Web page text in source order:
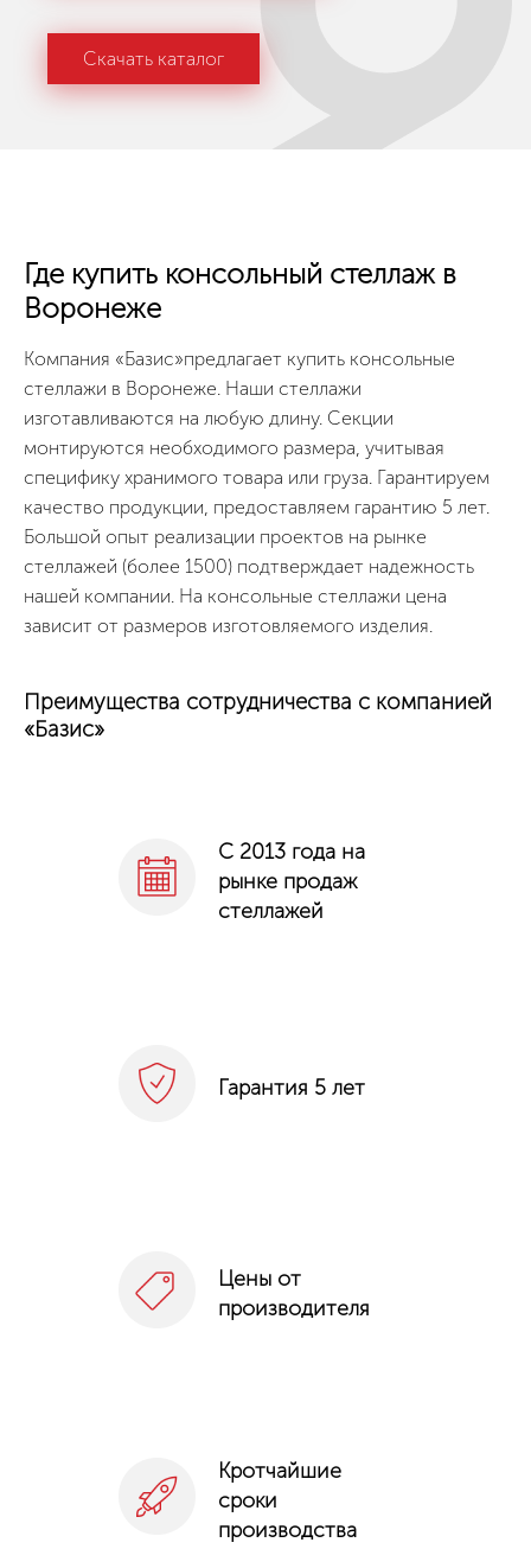
Скачать каталог
Где купить консольный стеллаж в
Воронеже
Компания «Базис»предлагает купить консольные
стеллажи в Воронеже. Наши стеллажи
изготавливаются на любую длину. Секции
монтируются необходимого размера, учитывая
специфику хранимого товара или груза. Гарантируем
качество продукции, предоставляем гарантию 5 лет.
Большой опыт реализации проектов на рынке
стеллажей (более 1500) подтверждает надежность
нашей компании. На консольные стеллажи цена
зависит от размеров изготовляемого изделия.
Преимущества сотрудничества с компанией
«Базис»
С 2013 года на
рынке продаж
стеллажей
Гарантия 5 лет
Цены от
производителя
Кротчайшие
сроки
производства